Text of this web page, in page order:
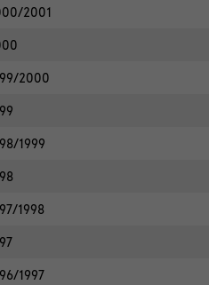
2001
2000
1999
1998
1997